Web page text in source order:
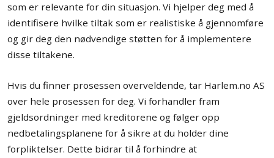
som er relevante for din situasjon. Vi hjelper deg med å
identifisere hvilke tiltak som er realistiske å gjennomføre
og gir deg den nødvendige støtten for å implementere
disse tiltakene.
Hvis du finner prosessen overveldende, tar Harlem.no AS
over hele prosessen for deg. Vi forhandler fram
gjeldsordninger med kreditorene og følger opp
nedbetalingsplanene for å sikre at du holder dine
forpliktelser. Dette bidrar til å forhindre at